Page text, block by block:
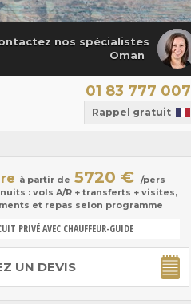
nos spécialistes
Oman
01 83 777 007
Rappel gratuit
à partir de 5720 € /pers
nuits : vols A/R + transferts + visites,
et repas selon programme
PRIVÉ AVEC CHAUFFEUR-GUIDE
UN DEVIS